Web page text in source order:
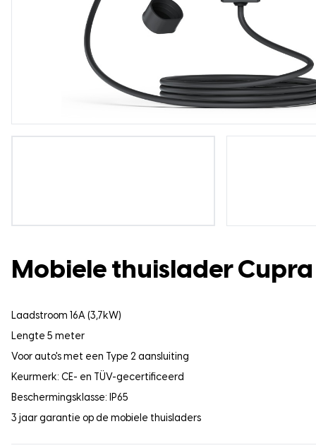
Mobiele thuislader Cupra
Laadstroom 16A (3,7kW)
Lengte 5 meter
Voor auto's met een Type 2 aansluiting
Keurmerk: CE- en TÜV-gecertificeerd
Beschermingsklasse: IP65
3 jaar garantie op de mobiele thuisladers